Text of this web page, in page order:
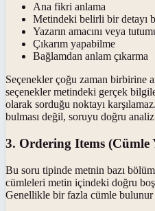
Ana fikri anlama
Metindeki belirli bir detayı
Yazarın amacını veya
Çıkarım yapabilme
Bağlamdan anlam çıkarma
Seçenekler çoğu zaman birbirine
seçenekler metindeki gerçek
olarak sorduğu noktayı
bulması değil, soruyu doğru
3. Ordering Items (Cümle
Bu soru tipinde metnin bazı
cümleleri metin içindeki doğru
Genellikle bir fazla cümle